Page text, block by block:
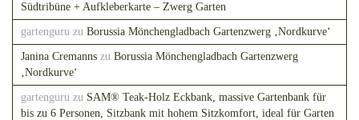
Südtribüne + Aufkleberkarte – Zwerg Garten
gartenguru zu Borussia Mönchengladbach Gartenzwerg ‚Nordkurve‘
Janina Cremanns zu Borussia Mönchengladbach Gartenzwerg
‚Nordkurve‘
gartenguru zu SAM® Teak-Holz Eckbank, massive Gartenbank für
bis zu 6 Personen, Sitzbank mit hohem Sitzkomfort, ideal für Garten